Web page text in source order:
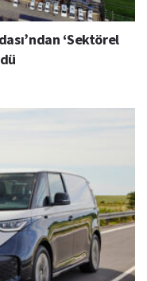
‘Sektörel